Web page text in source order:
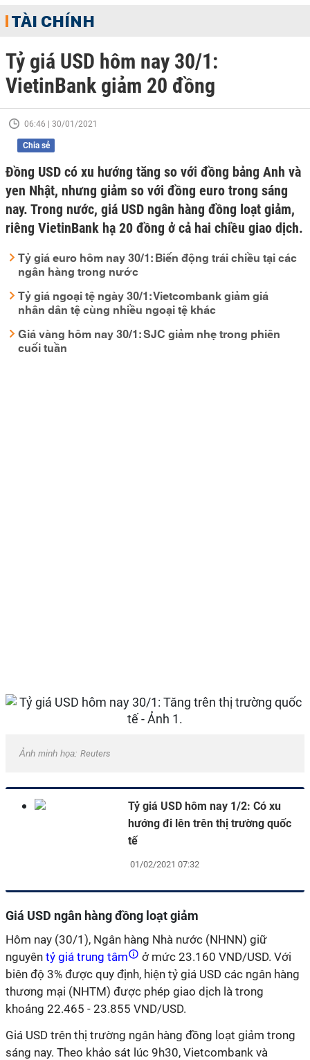
TÀI CHÍNH
Tỷ giá USD hôm nay 30/1:
VietinBank giảm 20 đồng
06:46 | 30/01/2021
Chia sẻ
Đồng USD có xu hướng tăng so với đồng bảng Anh và
yen Nhật, nhưng giảm so với đồng euro trong sáng
nay. Trong nước, giá USD ngân hàng đồng loạt giảm,
riêng VietinBank hạ 20 đồng ở cả hai chiều giao dịch.
Tỷ giá euro hôm nay 30/1: Biến động trái chiều tại các
ngân hàng trong nước
Tỷ giá ngoại tệ ngày 30/1: Vietcombank giảm giá
nhân dân tệ cùng nhiều ngoại tệ khác
Giá vàng hôm nay 30/1: SJC giảm nhẹ trong phiên
cuối tuần
Ảnh minh họa: Reuters
Tỷ giá USD hôm nay 1/2: Có xu
hướng đi lên trên thị trường quốc
tế
01/02/2021 07:32
Giá USD ngân hàng đồng loạt giảm
Hôm nay (30/1), Ngân hàng Nhà nước (NHNN) giữ
nguyên tỷ giá trung tâm
ở mức 23.160 VND/USD. Với
biên độ 3% được quy định, hiện tỷ giá USD các ngân hàng
thương mại (NHTM) được phép giao dịch là trong
khoảng 22.465 - 23.855 VND/USD.
Giá USD trên thị trường ngân hàng đồng loạt giảm trong
sáng nay. Theo khảo sát lúc 9h30, Vietcombank và